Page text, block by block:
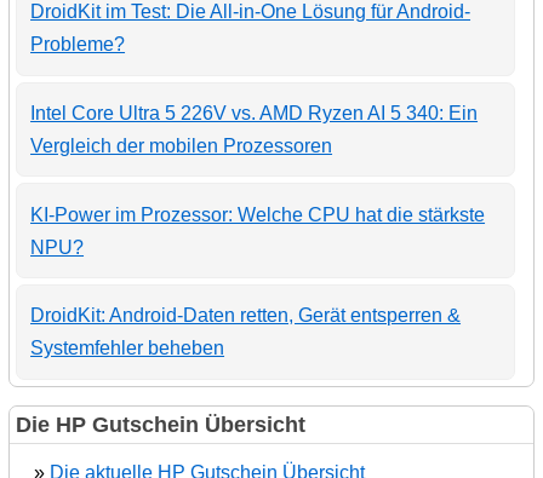
DroidKit im Test: Die All-in-One Lösung für Android-
Probleme?
Intel Core Ultra 5 226V vs. AMD Ryzen AI 5 340: Ein
Vergleich der mobilen Prozessoren
KI-Power im Prozessor: Welche CPU hat die stärkste
NPU?
DroidKit: Android-Daten retten, Gerät entsperren &
Systemfehler beheben
Die HP Gutschein Übersicht
» Die aktuelle HP Gutschein Übersicht